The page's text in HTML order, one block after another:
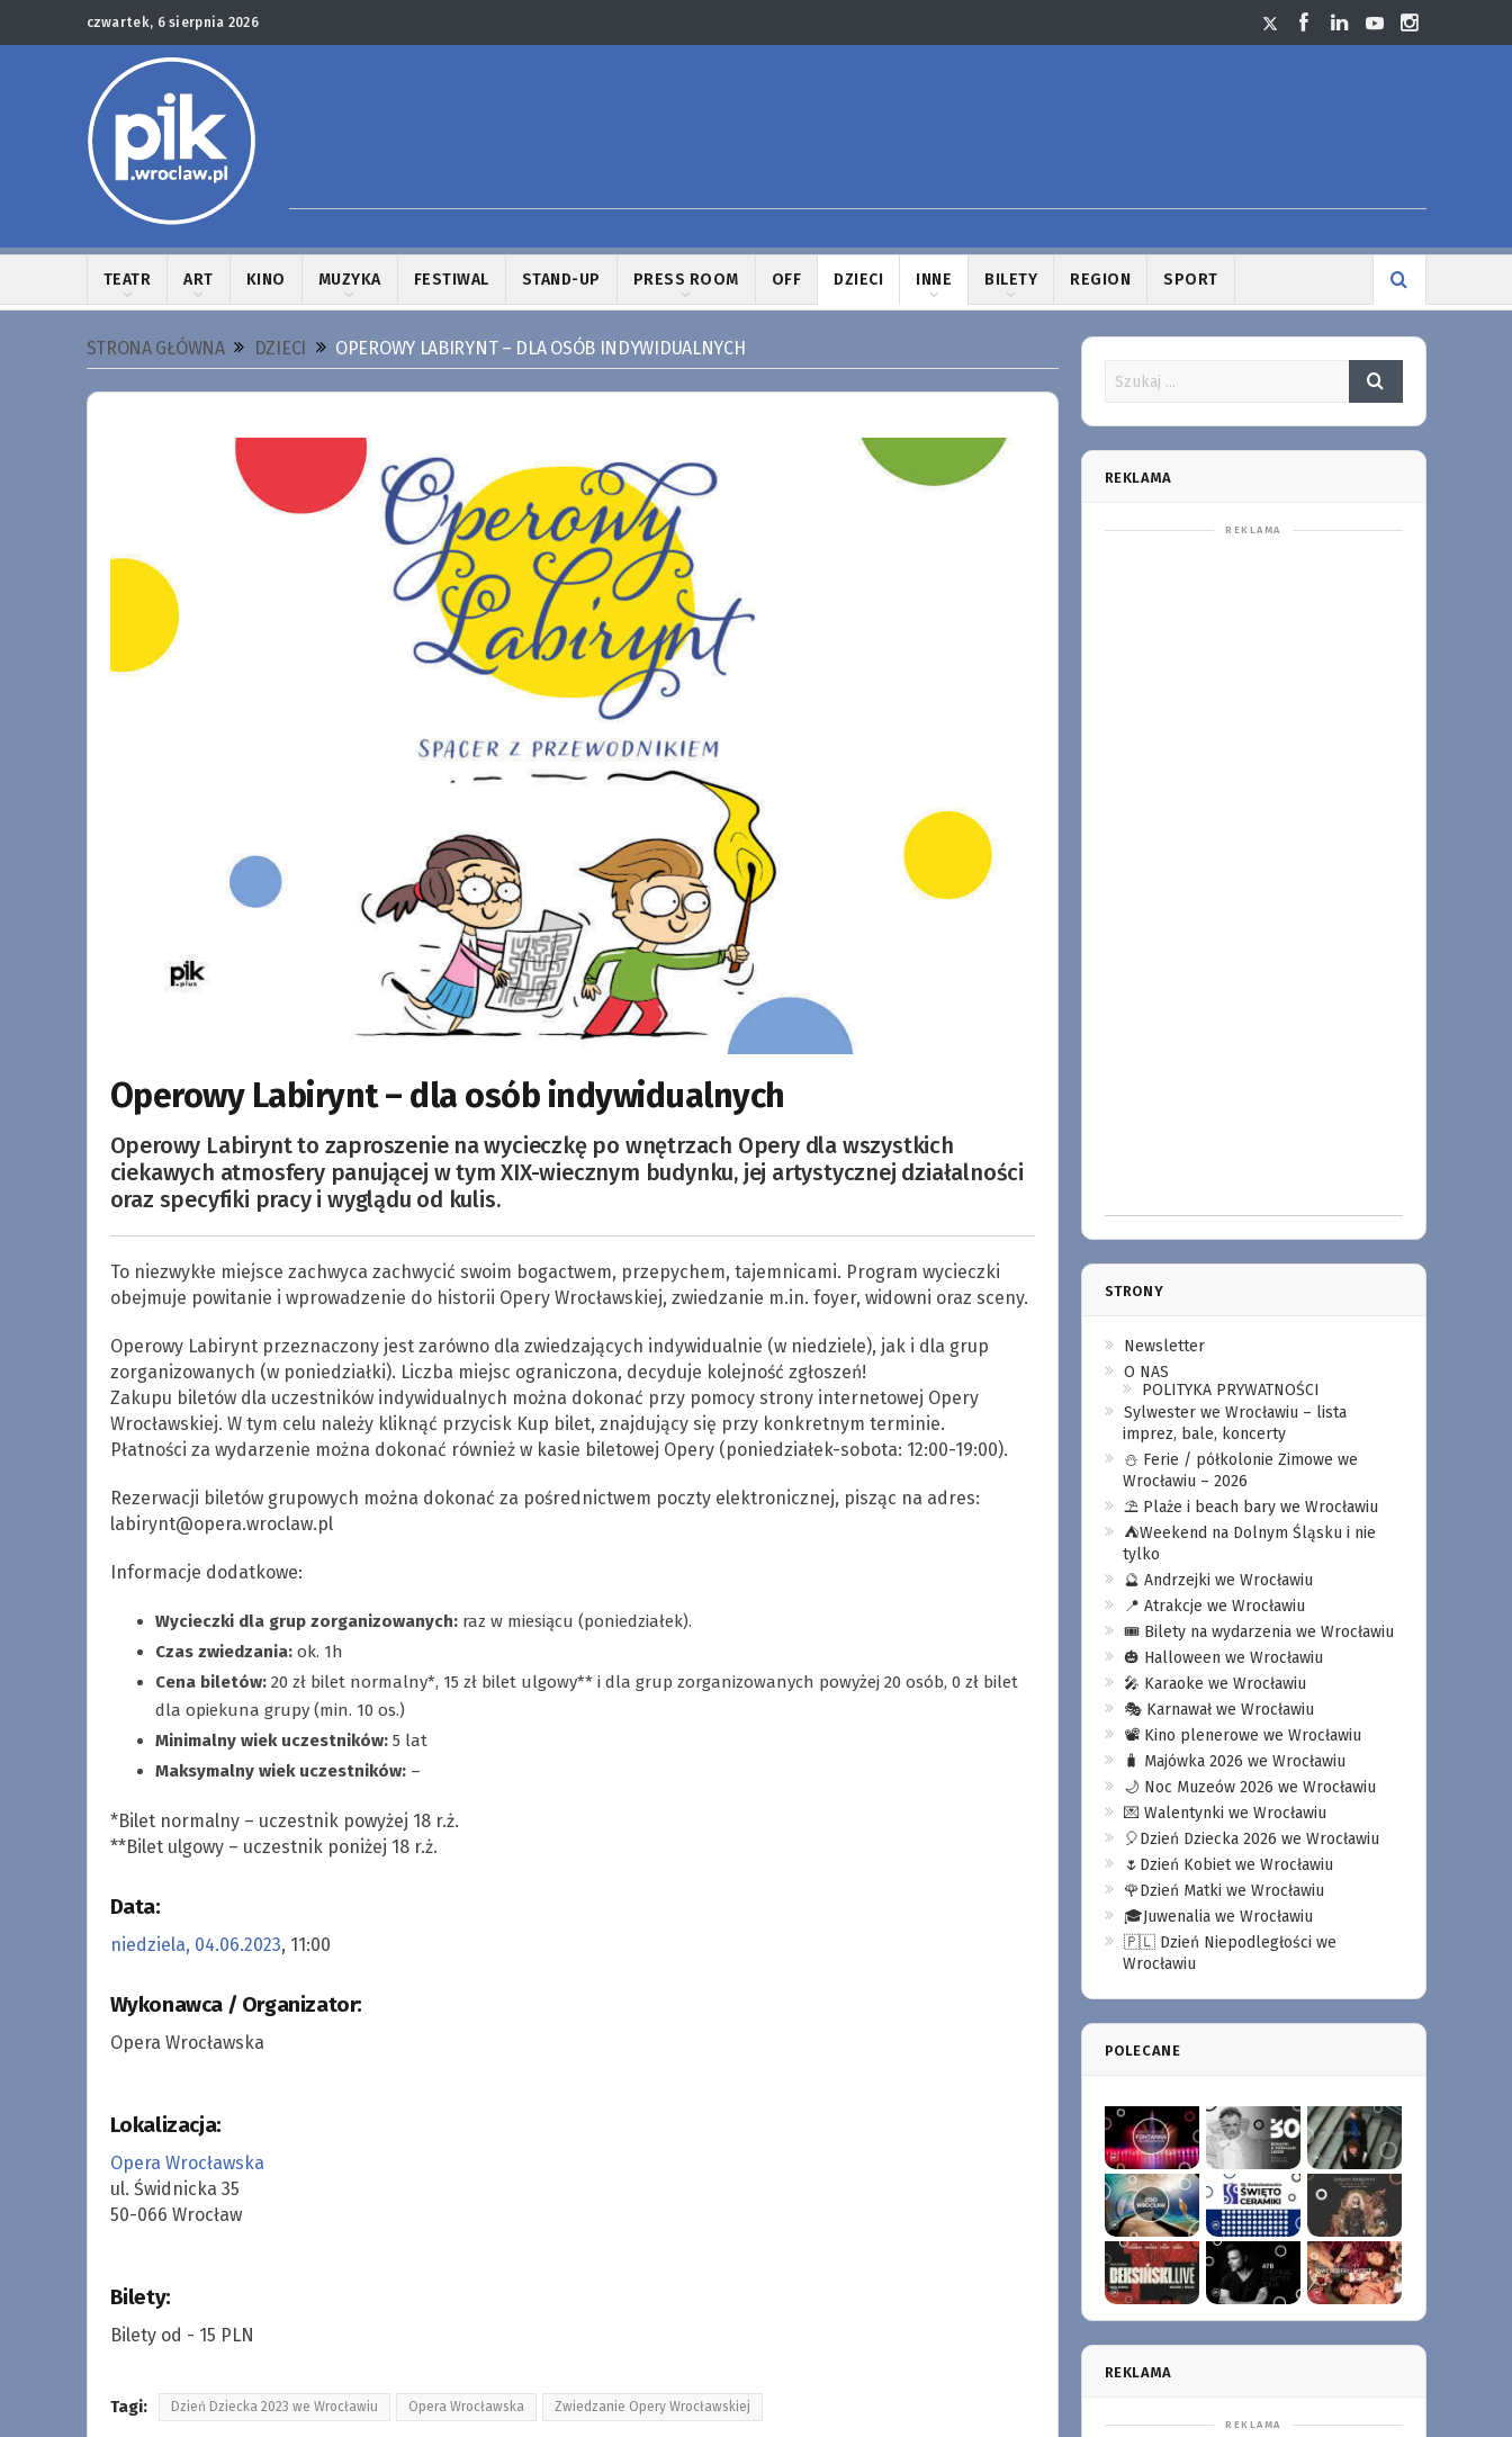
czwartek, 6 sierpnia 2026
TEATR ART KINO MUZYKA FESTIWAL STAND-UP PRESS ROOM OFF DZIECI INNE BILETY REGION SPORT
STRONA GŁÓWNA DZIECI OPEROWY LABIRYNT – DLA OSÓB INDYWIDUALNYCH
Operowy Labirynt – dla osób indywidualnych
Operowy Labirynt to zaproszenie na wycieczkę po wnętrzach Opery dla wszystkich
ciekawych atmosfery panującej w tym XIX-wiecznym budynku, jej artystycznej działalności
oraz specyfiki pracy i wyglądu od kulis.
To niezwykłe miejsce zachwyca zachwycić swoim bogactwem, przepychem, tajemnicami. Program wycieczki
obejmuje powitanie i wprowadzenie do historii Opery Wrocławskiej, zwiedzanie m.in. foyer, widowni oraz sceny.
Operowy Labirynt przeznaczony jest zarówno dla zwiedzających indywidualnie (w niedziele), jak i dla grup
zorganizowanych (w poniedziałki). Liczba miejsc ograniczona, decyduje kolejność zgłoszeń!
Zakupu biletów dla uczestników indywidualnych można dokonać przy pomocy strony internetowej Opery
Wrocławskiej. W tym celu należy kliknąć przycisk Kup bilet, znajdujący się przy konkretnym terminie.
Płatności za wydarzenie można dokonać również w kasie biletowej Opery (poniedziałek-sobota: 12:00-19:00).
Rezerwacji biletów grupowych można dokonać za pośrednictwem poczty elektronicznej, pisząc na adres:
labirynt@opera.wroclaw.pl
Informacje dodatkowe:
Wycieczki dla grup zorganizowanych:raz w miesiącu (poniedziałek).
Czas zwiedzania:ok. 1h
Cena biletów:20 zł bilet normalny*, 15 zł bilet ulgowy** i dla grup zorganizowanych powyżej 20 osób, 0 zł bilet
dla opiekuna grupy (min. 10 os.)
Minimalny wiek uczestników:5 lat
Maksymalny wiek uczestników:–
*Bilet normalny – uczestnik powyżej 18 r.ż.
**Bilet ulgowy – uczestnik poniżej 18 r.ż.
Data:
niedziela, 04.06.2023, 11:00
Wykonawca / Organizator:
Opera Wrocławska
Lokalizacja:
Opera Wrocławska
ul. Świdnicka 35
50-066 Wrocław
Bilety:
Bilety od - 15 PLN
Tagi: Dzień Dziecka 2023 we Wrocławiu Opera Wrocławska Zwiedzanie Opery Wrocławskiej
REKLAMA
STRONY
Newsletter
O NAS
POLITYKA PRYWATNOŚCI
Sylwester we Wrocławiu – lista
imprez, bale, koncerty
⛄️ Ferie / półkolonie Zimowe we
Wrocławiu – 2026
⛱️ Plaże i beach bary we Wrocławiu
⛺️Weekend na Dolnym Śląsku i nie
tylko
🔮 Andrzejki we Wrocławiu
📍 Atrakcje we Wrocławiu
🎟️ Bilety na wydarzenia we Wrocławiu
🎃 Halloween we Wrocławiu
🎤 Karaoke we Wrocławiu
🎭 Karnawał we Wrocławiu
📽️ Kino plenerowe we Wrocławiu
🧳 Majówka 2026 we Wrocławiu
🌙 Noc Muzeów 2026 we Wrocławiu
💌 Walentynki we Wrocławiu
🎈Dzień Dziecka 2026 we Wrocławiu
🌷Dzień Kobiet we Wrocławiu
🌹Dzień Matki we Wrocławiu
🎓Juwenalia we Wrocławiu
🇵🇱 Dzień Niepodległości we
Wrocławiu
POLECANE
REKLAMA